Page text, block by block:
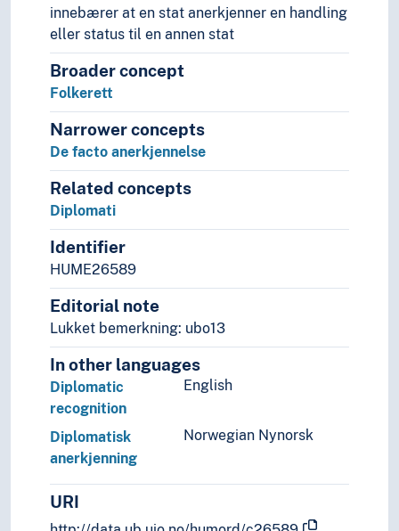
Rettsteori
Utlendingsrett
Rettssikkerhet
Rettssystemer
Samfunnsvitenskap
Språk
Tid i enheter, stadier og perioder
innebærer at en stat anerkjenner en handling
eller status til en annen stat
Broader concept
Folkerett
Narrower concepts
De facto anerkjennelse
Related concepts
Diplomati
Identifier
HUME26589
Editorial note
Lukket bemerkning: ubo13
In other languages
English
Diplomatic
recognition
Norwegian Nynorsk
Diplomatisk
anerkjenning
URI